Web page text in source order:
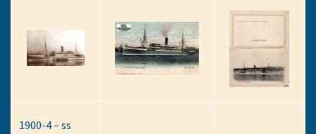
1900-4 – ss